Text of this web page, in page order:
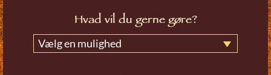
Hvad vil du gerne gøre?
Vælg en mulighed